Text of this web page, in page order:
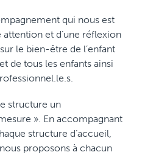
qui nous est
attention et d’une réflexion
le bien-être de l’enfant
de tous les enfants ainsi
structure un
». En accompagnant
structure d’accueil,
proposons à chacun